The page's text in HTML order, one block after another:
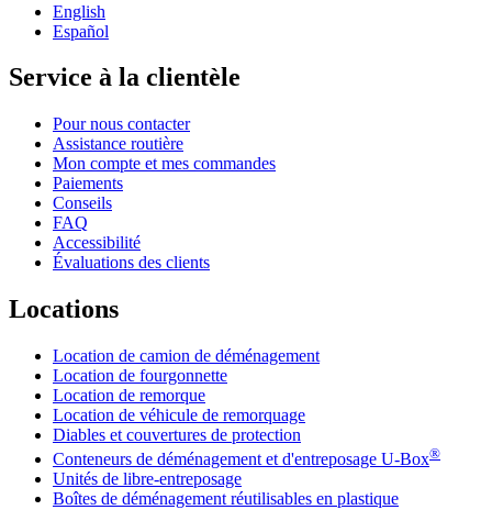
English
Español
Service à la clientèle
Pour nous contacter
Assistance routière
Mon compte et mes commandes
Paiements
Conseils
FAQ
Accessibilité
Évaluations des clients
Locations
Location de camion de déménagement
Location de fourgonnette
Location de remorque
Location de véhicule de remorquage
Diables et couvertures de protection
Conteneurs de déménagement et d'entreposage U-Box®
Unités de libre-entreposage
Boîtes de déménagement réutilisables en plastique